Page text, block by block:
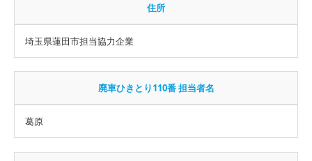
住所
埼玉県蓮田市担当協力企業
廃車ひきとり110番 担当者名
葛原